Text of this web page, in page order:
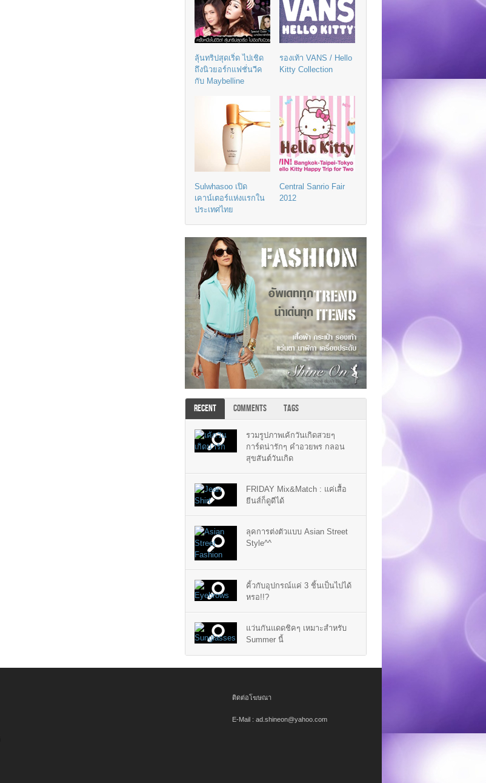
ลุ้นทริปสุดเริ่ด ไปเชิด
ถึงนิวยอร์กแฟชั่นวีค
กับ Maybelline
รองเท้า VANS / Hello
Kitty Collection
Sulwhasoo เปิด
เคาน์เตอร์แห่งแรกใน
ประเทศไทย
Central Sanrio Fair
2012
RECENT COMMENTS TAGS
รวมรูปภาพเค้กวันเกิดสวยๆ
การ์ดน่ารักๆ คำอวยพร กลอน
สุขสันต์วันเกิด
FRIDAY Mix&Match : แค่เสื้อ
ยีนส์ก็ดูดีได้
ลุคการต่งตัวแบบ Asian Street
Style^^
คิ้วกับอุปกรณ์แค่ 3 ชิ้นเป็นไปได้
หรอ!!?
แว่นกันแดดชิคๆ เหมาะสำหรับ
Summer นี้
ติดต่อโฆษณา
E-Mail : ad.shineon@yahoo.com